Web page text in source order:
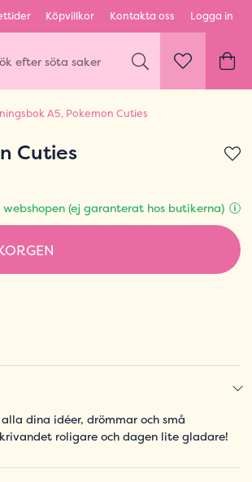
Köpvillkor Kontakta oss Logga in
& Outfits Karaktärer & fandom
A5, Pokemon Cuties
Cuties
(ej garanterat hos butikerna)
dina idéer, drömmar och små
roligare och dagen lite gladare!